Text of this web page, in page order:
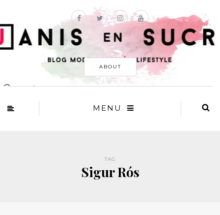
ABOUT
MENU
TAG
Sigur Rós